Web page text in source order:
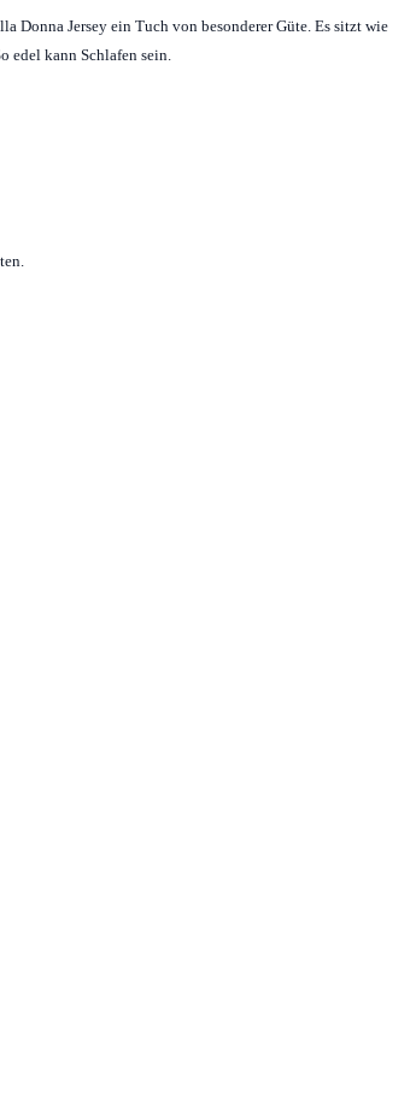
Donna Jersey ein Tuch von besonderer Güte. Es sitzt wie
edel kann Schlafen sein.